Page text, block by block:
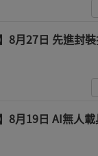
8月27日 先進封
8月19日 AI無人